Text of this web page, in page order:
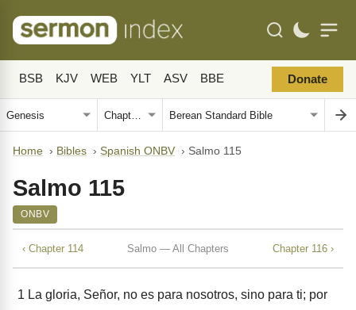
BSB KJV WEB YLT ASV BBE Donate
Home › Bibles › Spanish ONBV › Salmo 115
Salmo 115
ONBV
‹ Chapter 114 Salmo — All Chapters Chapter 116 ›
1 La gloria, Señor, no es para nosotros, sino para ti; por